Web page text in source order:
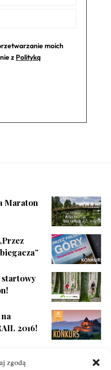
zgodą
moich
z Polityką
Maraton
startowy
2016!